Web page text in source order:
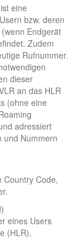
eine
bzw. deren
Endgerät
Zudem
Rufnummer.
dieser
an das HLR
(ohne eine
adressiert
und Nummern
Country Code,
eines Users
(HLR).